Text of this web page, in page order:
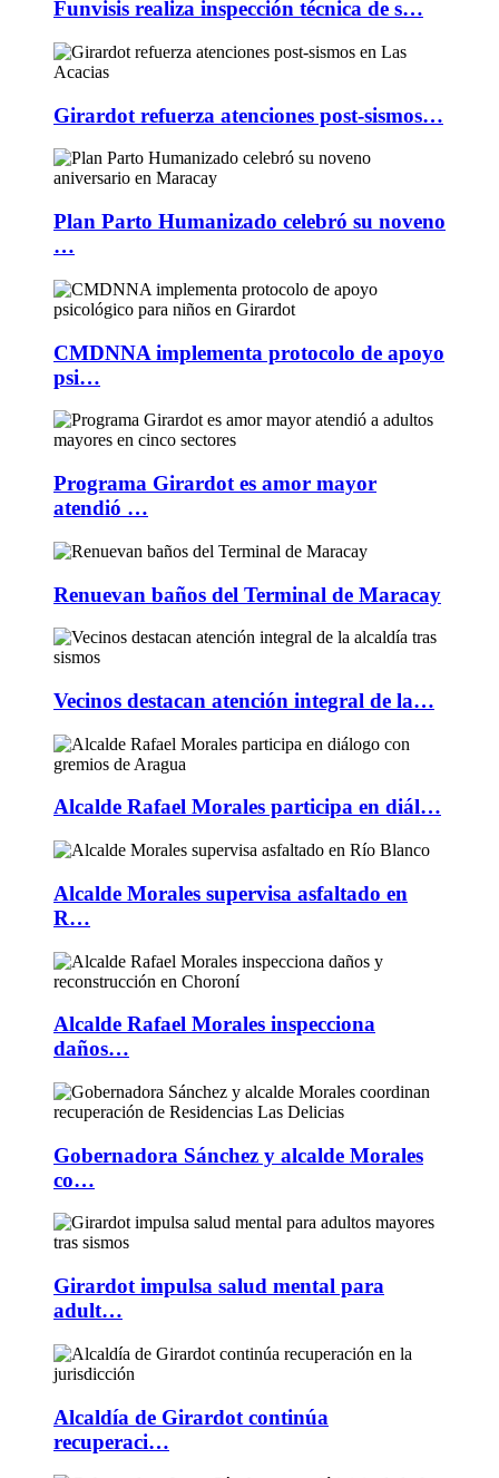
Funvisis realiza inspección técnica de s…
Girardot refuerza atenciones post-sismos…
Plan Parto Humanizado celebró su noveno
…
CMDNNA implementa protocolo de apoyo
psi…
Programa Girardot es amor mayor
atendió …
Renuevan baños del Terminal de Maracay
Vecinos destacan atención integral de la…
Alcalde Rafael Morales participa en diál…
Alcalde Morales supervisa asfaltado en
R…
Alcalde Rafael Morales inspecciona
daños…
Gobernadora Sánchez y alcalde Morales
co…
Girardot impulsa salud mental para
adult…
Alcaldía de Girardot continúa
recuperaci…